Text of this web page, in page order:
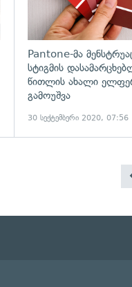
Pantone-მა
სტიგმის
წითლის ახალი
გამოუშვა
30 სექტემბერი 2020, 07:56